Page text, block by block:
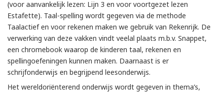
(voor aanvankelijk lezen: Lijn 3 en voor voortgezet lezen
Estafette). Taal-spelling wordt gegeven via de methode
Taalactief en voor rekenen maken we gebruik van Rekenrijk. De
verwerking van deze vakken vindt veelal plaats m.b.v. Snappet,
een chromebook waarop de kinderen taal, rekenen en
spellingoefeningen kunnen maken. Daarnaast is er
schrijfonderwijs en begrijpend leesonderwijs.
Het wereldoriënterend onderwijs wordt gegeven in thema’s,